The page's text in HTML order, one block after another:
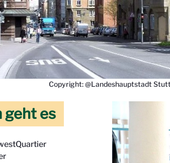
Copyright: @Landeshauptstadt
geht es